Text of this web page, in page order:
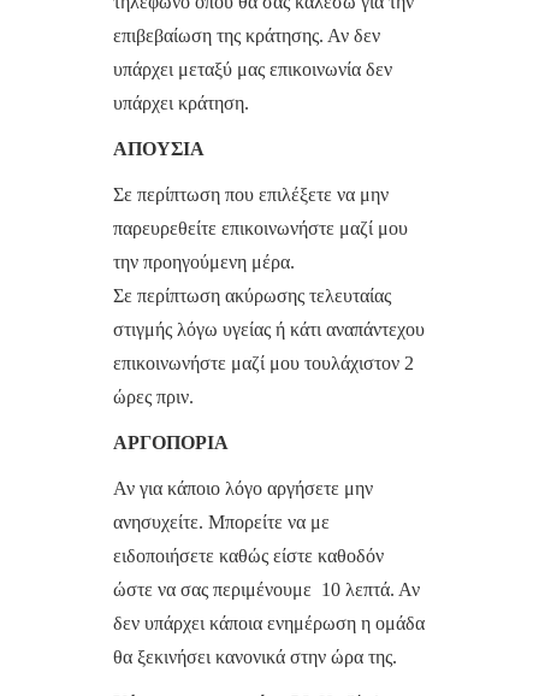
επιβεβαίωση της κράτησης. Αν δεν
υπάρχει μεταξύ μας επικοινωνία δεν
υπάρχει κράτηση.
ΑΠΟΥΣΙΑ
Σε περίπτωση που επιλέξετε να μην
παρευρεθείτε επικοινωνήστε μαζί μου
την προηγούμενη μέρα.
Σε περίπτωση ακύρωσης τελευταίας
στιγμής λόγω υγείας ή κάτι αναπάντεχου
επικοινωνήστε μαζί μου τουλάχιστον 2
ώρες πριν.
ΑΡΓΟΠΟΡΙΑ
Αν για κάποιο λόγο αργήσετε μην
ανησυχείτε. Μπορείτε να με
ειδοποιήσετε καθώς είστε καθοδόν
ώστε να σας περιμένουμε 10 λεπτά. Αν
δεν υπάρχει κάποια ενημέρωση η ομάδα
θα ξεκινήσει κανονικά στην ώρα της.